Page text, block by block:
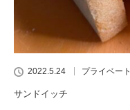
2022.5.24 プライベート
サンドイッチ